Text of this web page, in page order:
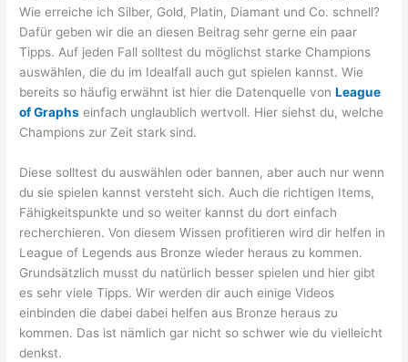
Wie erreiche ich Silber, Gold, Platin, Diamant und Co. schnell?
Dafür geben wir die an diesen Beitrag sehr gerne ein paar
Tipps. Auf jeden Fall solltest du möglichst starke Champions
auswählen, die du im Idealfall auch gut spielen kannst. Wie
bereits so häufig erwähnt ist hier die Datenquelle vonLeague
of Graphs einfach unglaublich wertvoll. Hier siehst du, welche
Champions zur Zeit stark sind.
Diese solltest du auswählen oder bannen, aber auch nur wenn
du sie spielen kannst versteht sich. Auch die richtigen Items,
Fähigkeitspunkte und so weiter kannst du dort einfach
recherchieren. Von diesem Wissen profitieren wird dir helfen in
League of Legends aus Bronze wieder heraus zu kommen.
Grundsätzlich musst du natürlich besser spielen und hier gibt
es sehr viele Tipps. Wir werden dir auch einige Videos
einbinden die dabei dabei helfen aus Bronze heraus zu
kommen. Das ist nämlich gar nicht so schwer wie du vielleicht
denkst.